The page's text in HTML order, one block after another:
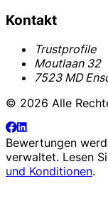
Kontakt
Trustprofile
Moutlaan 32
7523 MD
© 2026 Alle
Bewertungen
verwaltet. Lesen
und Konditionen.